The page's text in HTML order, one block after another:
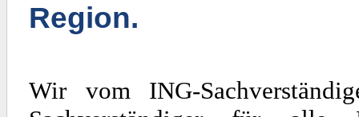
Region.
Wir vom ING-